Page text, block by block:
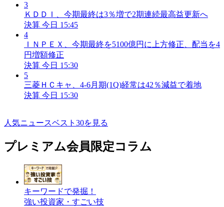
3
ＫＤＤＩ、今期最終は3％増で2期連続最高益更新へ
決算 今日 15:45
4
ＩＮＰＥＸ、今期最終を5100億円に上方修正、配当を4
円増額修正
決算 今日 15:30
5
三菱ＨＣキャ、4-6月期(1Q)経常は42％減益で着地
決算 今日 15:30
人気ニュースベスト30を見る
プレミアム会員限定コラム
キーワードで発掘！
強い投資家・すごい技